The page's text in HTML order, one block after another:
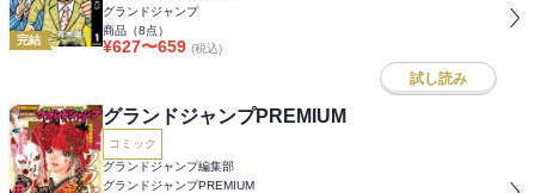
完結
グランドジャンプ
商品（8点）
¥627〜659 (税込)
試し読み
グランドジャンプPREMIUM
コミック
グランドジャンプ編集部
グランドジャンプPREMIUM